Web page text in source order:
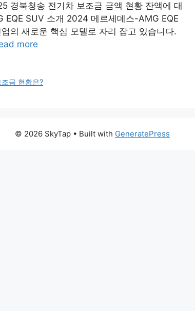
경북청송 전기차 보조금 금액 현황 잔액에 대
SUV 소개 2024 메르세데스-AMG EQE
의 새로운 핵심 모델로 자리 잡고 있습니다.
more
금 현황은?
© 2026 SkyTap • Built with GeneratePress